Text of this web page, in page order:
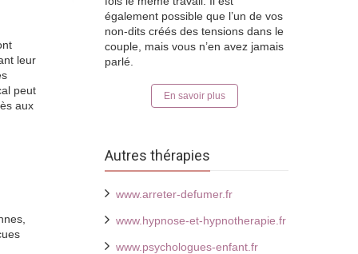
leur
peut
aux
également possible que l’un de vos
non-dits créés des tensions dans le
couple, mais vous n’en avez jamais
parlé.
En savoir plus
Autres thérapies
www.arreter-defumer.fr
www.hypnose-et-hypnotherapie.fr
www.psychologues-enfant.fr